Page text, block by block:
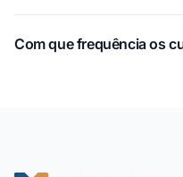
Com que frequência os